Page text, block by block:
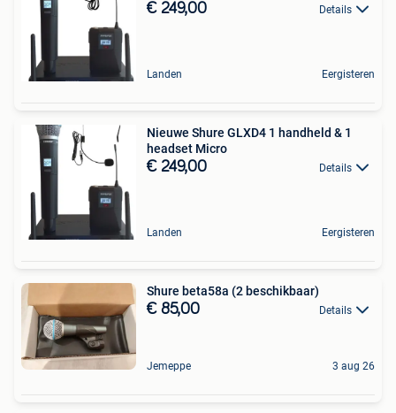
€ 249,00 Details
Landen Eergisteren
Nieuwe Shure GLXD4 1 handheld & 1
headset Micro
€ 249,00 Details
Landen Eergisteren
Shure beta58a (2 beschikbaar)
€ 85,00 Details
Jemeppe 3 aug 26